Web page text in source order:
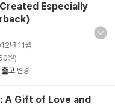
Especially
년 11월
원)
고 변경
A Gift of Love and